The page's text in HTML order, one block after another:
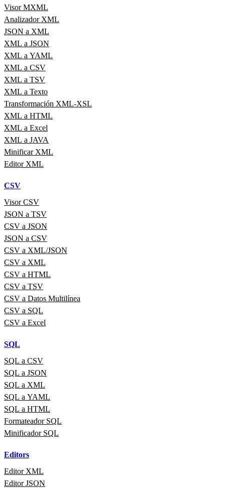
Visor MXML
Analizador XML
JSON a XML
XML a JSON
XML a YAML
XML a CSV
XML a TSV
XML a Texto
Transformación XML-XSL
XML a HTML
XML a Excel
XML a JAVA
Minificar XML
Editor XML
CSV
Visor CSV
JSON a TSV
CSV a JSON
JSON a CSV
CSV a XML/JSON
CSV a XML
CSV a HTML
CSV a TSV
CSV a Datos Multilínea
CSV a SQL
CSV a Excel
SQL
SQL a CSV
SQL a JSON
SQL a XML
SQL a YAML
SQL a HTML
Formateador SQL
Minificador SQL
Editors
Editor XML
Editor JSON